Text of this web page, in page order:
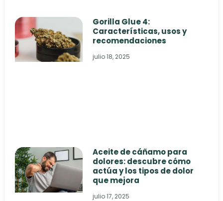
Gorilla Glue 4:
Características, usos y
recomendaciones
julio 18, 2025
Aceite de cáñamo para
dolores: descubre cómo
actúa y los tipos de dolor
que mejora
julio 17, 2025